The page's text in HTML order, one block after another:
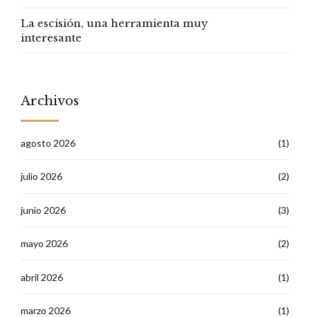
La escisión, una herramienta muy
interesante
Archivos
agosto 2026 (1)
julio 2026 (2)
junio 2026 (3)
mayo 2026 (2)
abril 2026 (1)
marzo 2026 (1)